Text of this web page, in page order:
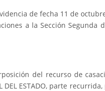
de fecha 11 de
a la Sección Segunda
del recurso de
DEL ESTADO, parte